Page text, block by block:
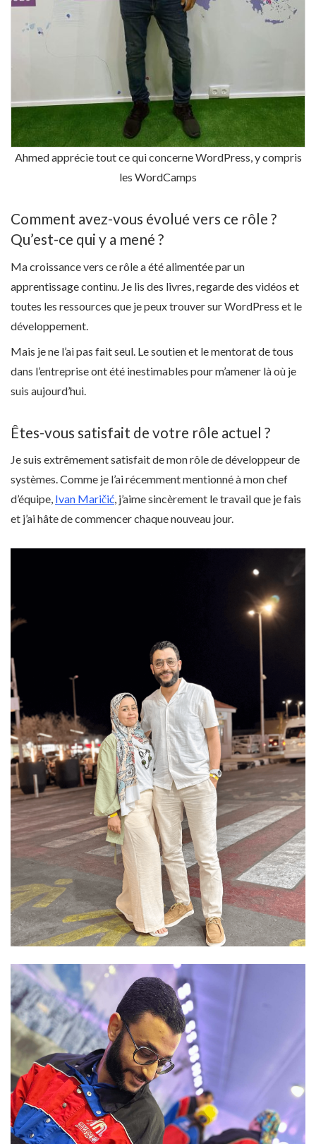
Ahmed apprécie tout ce qui concerne WordPress, y compris
les WordCamps
Comment avez-vous évolué vers ce rôle ?
Qu’est-ce qui y a mené ?
Ma croissance vers ce rôle a été alimentée par un
apprentissage continu. Je lis des livres, regarde des vidéos et
toutes les ressources que je peux trouver sur WordPress et le
développement.
Mais je ne l’ai pas fait seul. Le soutien et le mentorat de tous
dans l’entreprise ont été inestimables pour m’amener là où je
suis aujourd’hui.
Êtes-vous satisfait de votre rôle actuel ?
Je suis extrêmement satisfait de mon rôle de développeur de
systèmes. Comme je l’ai récemment mentionné à mon chef
d’équipe, Ivan Maričić, j’aime sincèrement le travail que je fais
et j’ai hâte de commencer chaque nouveau jour.